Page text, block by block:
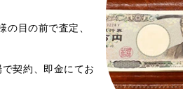
目の前で査定、
契約、即金にてお